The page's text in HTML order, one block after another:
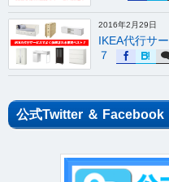
2016年2月29日
IKEA代行サ
７
公式Twitter ＆ Facebook